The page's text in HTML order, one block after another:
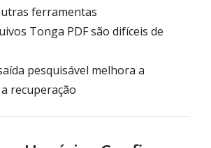
ferramentas
Tonga PDF são difíceis de
pesquisável melhora a
recuperação